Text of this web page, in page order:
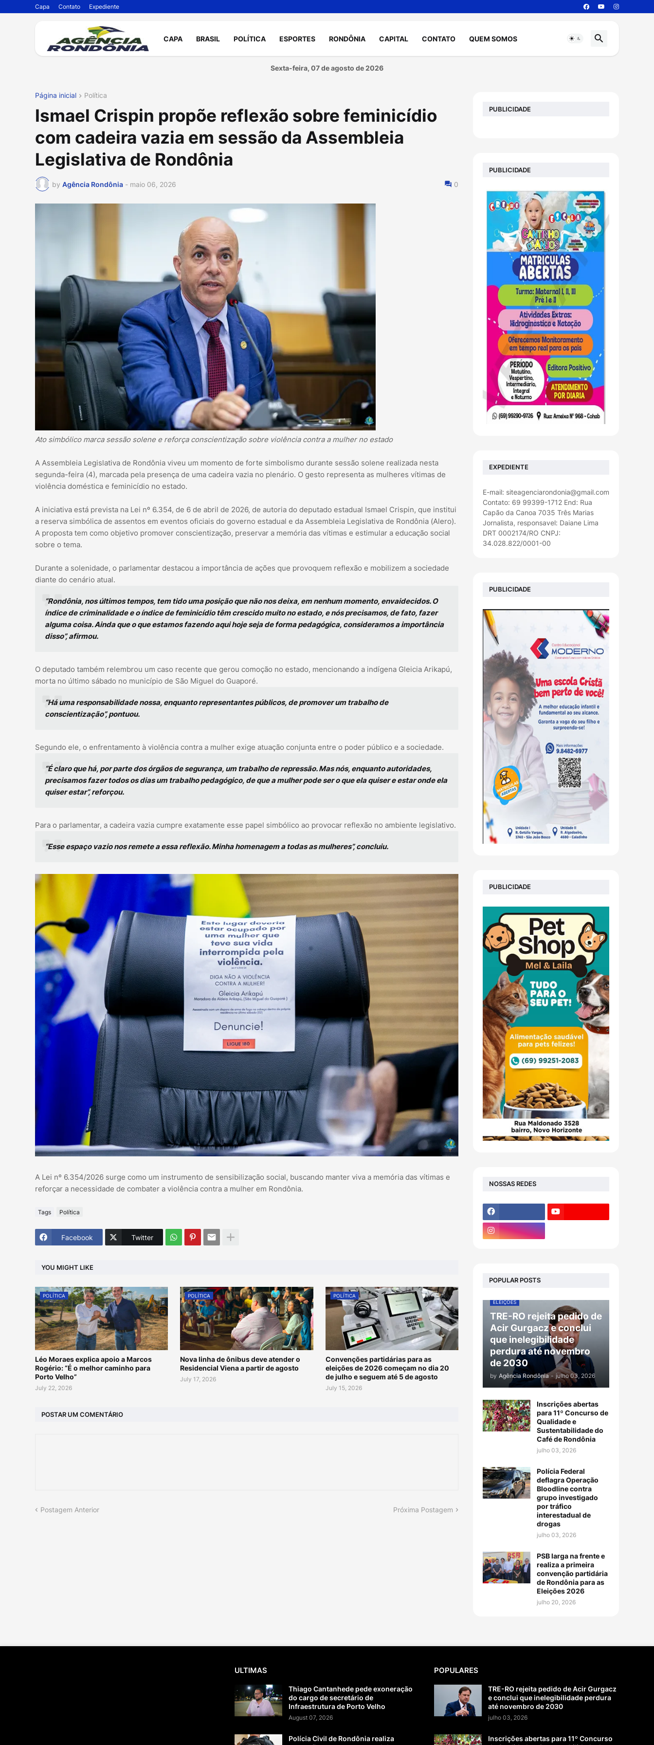
Capa Contato Expediente
CAPA BRASIL POLÍTICA ESPORTES RONDÔNIA CAPITAL CONTATO QUEM SOMOS
Sexta-feira, 07 de agosto de 2026
Página inicial Política
Ismael Crispin propõe reflexão sobre feminicídio
com cadeira vazia em sessão da Assembleia
Legislativa de Rondônia
by Agência Rondônia - maio 06, 2026 0
Ato simbólico marca sessão solene e reforça conscientização sobre violência contra a mulher no estado
A Assembleia Legislativa de Rondônia viveu um momento de forte simbolismo durante sessão solene realizada nesta
segunda-feira (4), marcada pela presença de uma cadeira vazia no plenário. O gesto representa as mulheres vítimas de
violência doméstica e feminicídio no estado.
A iniciativa está prevista na Lei nº 6.354, de 6 de abril de 2026, de autoria do deputado estadual Ismael Crispin, que institui
a reserva simbólica de assentos em eventos oficiais do governo estadual e da Assembleia Legislativa de Rondônia (Alero).
A proposta tem como objetivo promover conscientização, preservar a memória das vítimas e estimular a educação social
sobre o tema.
Durante a solenidade, o parlamentar destacou a importância de ações que provoquem reflexão e mobilizem a sociedade
diante do cenário atual.
“Rondônia, nos últimos tempos, tem tido uma posição que não nos deixa, em nenhum momento, envaidecidos. O
índice de criminalidade e o índice de feminicídio têm crescido muito no estado, e nós precisamos, de fato, fazer
alguma coisa. Ainda que o que estamos fazendo aqui hoje seja de forma pedagógica, consideramos a importância
disso”, afirmou.
O deputado também relembrou um caso recente que gerou comoção no estado, mencionando a indígena Gleicia Arikapú,
morta no último sábado no município de São Miguel do Guaporé.
“Há uma responsabilidade nossa, enquanto representantes públicos, de promover um trabalho de
conscientização”, pontuou.
Segundo ele, o enfrentamento à violência contra a mulher exige atuação conjunta entre o poder público e a sociedade.
“É claro que há, por parte dos órgãos de segurança, um trabalho de repressão. Mas nós, enquanto autoridades,
precisamos fazer todos os dias um trabalho pedagógico, de que a mulher pode ser o que ela quiser e estar onde ela
quiser estar”, reforçou.
Para o parlamentar, a cadeira vazia cumpre exatamente esse papel simbólico ao provocar reflexão no ambiente legislativo.
“Esse espaço vazio nos remete a essa reflexão. Minha homenagem a todas as mulheres”, concluiu.
A Lei nº 6.354/2026 surge como um instrumento de sensibilização social, buscando manter viva a memória das vítimas e
reforçar a necessidade de combater a violência contra a mulher em Rondônia.
Tags Política
Facebook Twitter
YOU MIGHT LIKE
POLÍTICA
Léo Moraes explica apoio a Marcos
Rogério: “É o melhor caminho para
Porto Velho”
July 22, 2026
POLÍTICA
Nova linha de ônibus deve atender o
Residencial Viena a partir de agosto
July 17, 2026
POLÍTICA
Convenções partidárias para as
eleições de 2026 começam no dia 20
de julho e seguem até 5 de agosto
July 15, 2026
POSTAR UM COMENTÁRIO
Postagem Anterior Próxima Postagem
PUBLICIDADE
PUBLICIDADE
EXPEDIENTE
E-mail: siteagenciarondonia@gmail.com
Contato: 69 99399-1712 End: Rua
Capão da Canoa 7035 Três Marias
Jornalista, responsavel: Daiane Lima
DRT 0002174/RO CNPJ:
34.028.822/0001-00
PUBLICIDADE
PUBLICIDADE
NOSSAS REDES
POPULAR POSTS
ELEIÇÕES
TRE-RO rejeita pedido de
Acir Gurgacz e conclui
que inelegibilidade
perdura até novembro
de 2030
by Agência Rondônia - julho 03, 2026
Inscrições abertas
para 11º Concurso de
Qualidade e
Sustentabilidade do
Café de Rondônia
julho 03, 2026
Polícia Federal
deflagra Operação
Bloodline contra
grupo investigado
por tráfico
interestadual de
drogas
julho 03, 2026
PSB larga na frente e
realiza a primeira
convenção partidária
de Rondônia para as
Eleições 2026
julho 20, 2026
ULTIMAS
Thiago Cantanhede pede exoneração
do cargo de secretário de
Infraestrutura de Porto Velho
August 07, 2026
Polícia Civil de Rondônia realiza
POPULARES
TRE-RO rejeita pedido de Acir Gurgacz
e conclui que inelegibilidade perdura
até novembro de 2030
julho 03, 2026
Inscrições abertas para 11º Concurso